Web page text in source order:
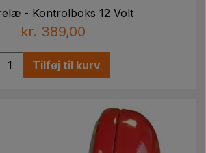
- Kontrolboks 12 Volt
kr. 389,00
Tilføj til kurv